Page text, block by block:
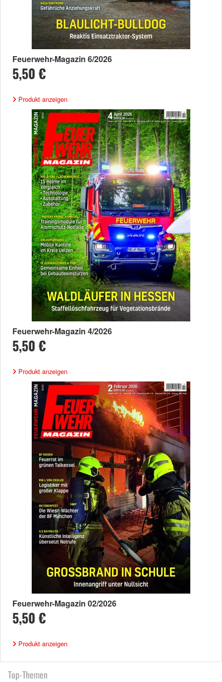
Feuerwehr-Magazin 6/2026
5,50 €
Produkt anzeigen
Feuerwehr-Magazin 4/2026
5,50 €
Produkt anzeigen
Feuerwehr-Magazin 02/2026
5,50 €
Produkt anzeigen
Top-Themen